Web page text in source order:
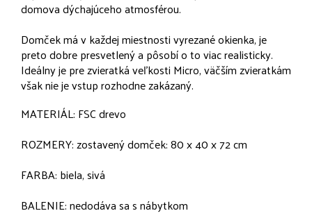
domova dýchajúceho atmosférou.
Domček má v každej miestnosti vyrezané okienka, je
preto dobre presvetlený a pôsobí o to viac realisticky.
Ideálny je pre zvieratká veľkosti Micro, väčším zvieratkám
však nie je vstup rozhodne zakázaný.
MATERIÁL: FSC drevo
ROZMERY: zostavený domček: 80 x 40 x 72 cm
FARBA: biela, sivá
BALENIE: nedodáva sa s nábytkom